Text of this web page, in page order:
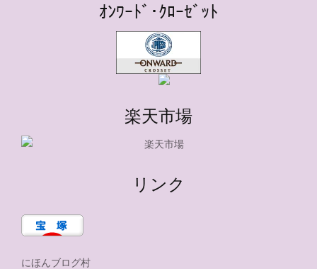
ｵﾝﾜｰﾄﾞ･ｸﾛｰｾﾞｯﾄ
楽天市場
リンク
にほんブログ村